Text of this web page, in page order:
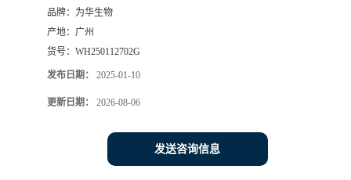
品牌： 为华生物
产地： 广州
货号： WH250112702G
发布日期： 2025-01-10
更新日期： 2026-08-06
发送咨询信息